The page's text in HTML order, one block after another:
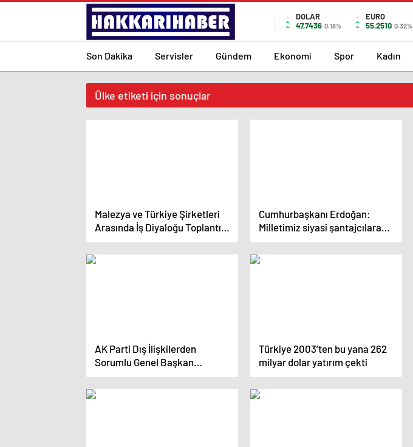
DOLAR
47,7436 0.18%
EURO
55,2510 0.32%
Son Dakika Servisler Gündem Ekonomi Spor Kadın
Ülke etiketi için sonuçlar
Malezya ve Türkiye Şirketleri
Arasında İş Diyaloğu Toplantısı
Gerçekleştirildi
Cumhurbaşkanı Erdoğan:
Milletimiz siyasi şantajcılara
itibar etmeyecek
AK Parti Dış İlişkilerden
Sorumlu Genel Başkan
Yardımcısı Zafer Sırakaya:
‘Dünyada en fazla temsilciliği
olan üçüncü ülkeyiz’
Türkiye 2003’ten bu yana 262
milyar dolar yatırım çekti